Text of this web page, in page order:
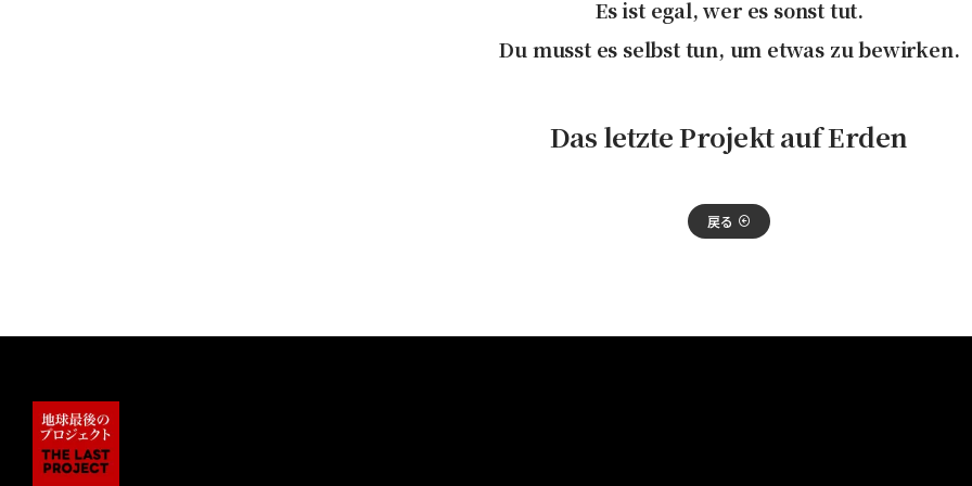
Es ist egal, wer es sonst tut.
Du musst es selbst tun, um etwas zu bewirken.
Das letzte Projekt auf Erden
戻る